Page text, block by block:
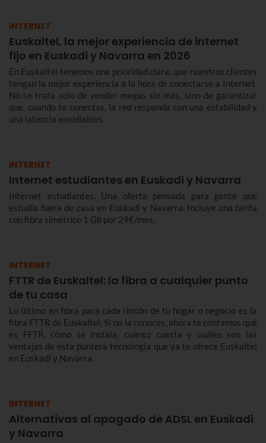
INTERNET
Euskaltel, la mejor experiencia de internet
fijo en Euskadi y Navarra en 2026
En Euskaltel tenemos una prioridad clara: que nuestros clientes
tengan la mejor experiencia a la hora de conectarse a Internet.
No se trata solo de vender megas sin más, sino de garantizar
que, cuando te conectas, la red responda con una estabilidad y
una latencia envidiables.
INTERNET
Internet estudiantes en Euskadi y Navarra
Internet estudiantes. Una oferta pensada para gente que
estudia fuera de casa en Euskadi y Navarra. Incluye una tarifa
con fibra simétrico 1 Gb por 29€/mes.
INTERNET
FTTR de Euskaltel: la fibra a cualquier punto
de tu casa
Lo último en fibra para cada rincón de tu hogar o negocio es la
fibra FTTR de Euskaltel. Si no la conoces, ahora te contamos qué
es FFTR, cómo se instala, cuánto cuesta y cuáles son las
ventajas de esta puntera tecnología que ya te ofrece Euskaltel
en Euskadi y Navarra.
INTERNET
Alternativas al apagado de ADSL en Euskadi
y Navarra